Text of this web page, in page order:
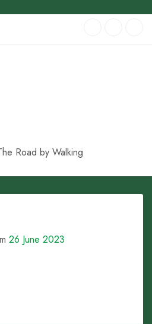
Road by Walking
26 June 2023